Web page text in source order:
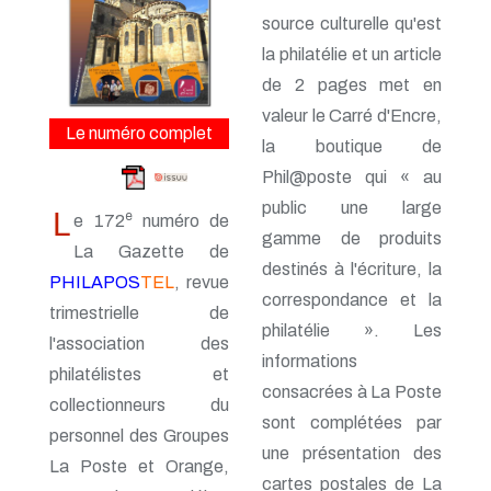
n° 161 - Octobre 2014
n° 160 - Juillet 2014
n° 159 - Avril 2014
n° 158 - Janvier 2014
n° 157 - Octobre 2013
n° 156 -Juillet 2013
n° 155 - Avril 2013
n° 154 - Janvier 2013
n° 153 - Octobre 2012
n° 151 - Avril 2012
n° 150 - Janvier 2012
n° 148 - Juillet 2011
n° 147 - Avril 2011
n° 146 - Janvier 2011
n° 144 - Juillet 2010
n° 143 - Avril 2010
n° 142 - Janvier 2010
n° 141 - Octobre 2009
n° 140 - Juillet 2009
Le numéro complet
Le 172enuméro de
La Gazette de
PHILAPOSTEL, revue
trimestrielle de
l'association des
philatélistes et
collectionneurs du
personnel des Groupes
La Poste et Orange,
source culturelle qu'est
la philatélie et un article
de 2 pages met en
valeur le Carré d'Encre,
la boutique de
Phil@poste qui « au
public une large
gamme de produits
destinés à l'écriture, la
correspondance et la
philatélie ». Les
informations
consacrées à La Poste
sont complétées par
une présentation des
cartes postales de La